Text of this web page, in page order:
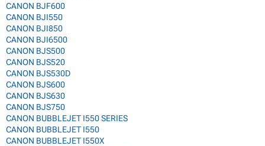
CANON BJF600
CANON BJI550
CANON BJI850
CANON BJI6500
CANON BJS500
CANON BJS520
CANON BJS530D
CANON BJS600
CANON BJS630
CANON BJS750
CANON BUBBLEJET I550 SERIES
CANON BUBBLEJET I550
CANON BUBBLEJET I550X